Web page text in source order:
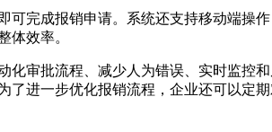
完成报销申请。系统还支持移动端操
体效率。
审批流程、减少人为错误、实时监控
进一步优化报销流程，企业还可以定